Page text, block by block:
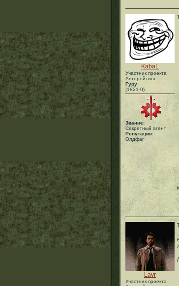
KabaL
Участник проекта
Авторейтинг:
Гуру
(1821-0)
Звание:
Секретный агент
Репутация:
Олдфаг
Lavr
Участник проекта